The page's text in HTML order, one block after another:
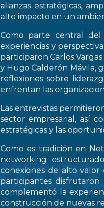
alianzas estratégicas,
alto impacto en un
Como parte central
experiencias y
participaron Carlos
y Hugo Calderón Mávila,
reflexiones sobre
enfrentan las
Las entrevistas
sector empresarial, así
estratégicas y las
Como es tradición en
networking
conexiones de alto valor
participantes
complementó la
construcción de nuevas